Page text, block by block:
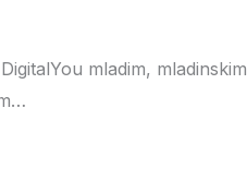
mladim,